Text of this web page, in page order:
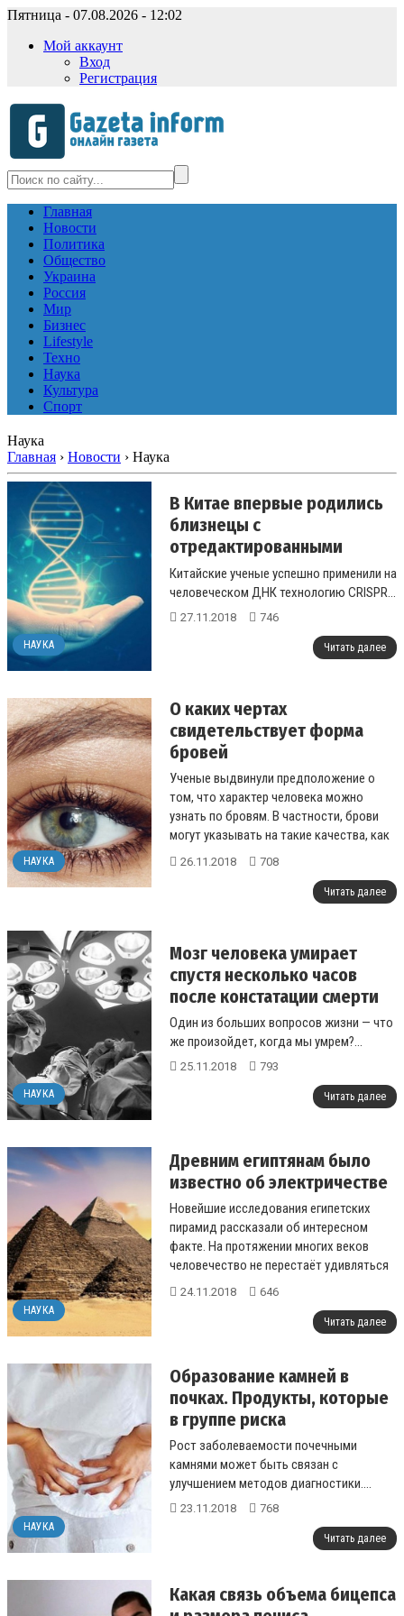
Пятница - 07.08.2026 - 12:02
Мой аккаунт
Вход
Регистрация
Главная
Новости
Политика
Общество
Украина
Россия
Мир
Бизнес
Lifestyle
Техно
Наука
Культура
Спорт
Наука
Главная › Новости › Наука
НАУКА
В Китае впервые родились
близнецы с
отредактированными
генами по специальной
технологиии
Китайские ученые успешно применили на
человеческом ДНК технологию CRISPR...
27.11.2018 746
Читать далее
НАУКА
О каких чертах
свидетельствует форма
бровей
Ученые выдвинули предположение о
том, что характер человека можно
узнать по бровям. В частности, брови
могут указывать на такие качества, как
самовлюбленность....
26.11.2018 708
Читать далее
НАУКА
Мозг человека умирает
спустя несколько часов
после констатации смерти
Один из больших вопросов жизни — что
же произойдет, когда мы умрем?...
25.11.2018 793
Читать далее
НАУКА
Древним египтянам было
известно об электричестве
Новейшие исследования египетских
пирамид рассказали об интересном
факте. На протяжении многих веков
человечество не перестаёт удивляться
тайне пирамид...
24.11.2018 646
Читать далее
НАУКА
Образование камней в
почках. Продукты, которые
в группе риска
Рост заболеваемости почечными
камнями может быть связан с
улучшением методов диагностики....
23.11.2018 768
Читать далее
Какая связь объема бицепса